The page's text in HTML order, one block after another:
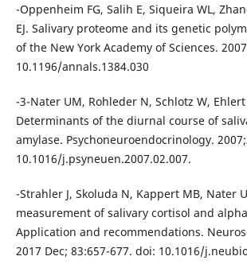
-Oppenheim FG, Salih E, Siqueira WL,
EJ. Salivary proteome and its genetic
of the New York Academy of Sciences.
10.1196/annals.1384.030
-3-Nater UM, Rohleder N, Schlotz W,
Determinants of the diurnal course of
amylase. Psychoneuroendocrinology.
10.1016/j.psyneuen.2007.02.007.
-Strahler J, Skoluda N, Kappert MB, Nater
measurement of salivary cortisol and
Application and recommendations.
2017 Dec; 83:657-677. doi: 10.1016/